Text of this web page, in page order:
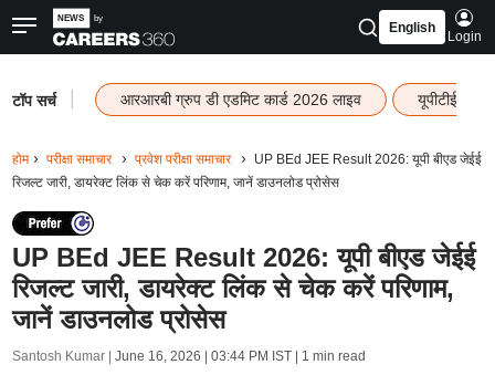
English
Login
टॉप सर्च आरआरबी ग्रुप डी एडमिट कार्ड 2026 लाइव यूपीटीईटी
होम परीक्षा समाचार प्रवेश परीक्षा समाचार
UP BEd JEE Result 2026: यूपी बीएड जेईई
रिजल्ट जारी, डायरेक्ट लिंक से चेक करें परिणाम, जानें डाउनलोड प्रोसेस
UP BEd JEE Result 2026: यूपी बीएड जेईई
रिजल्ट जारी, डायरेक्ट लिंक से चेक करें परिणाम,
जानें डाउनलोड प्रोसेस
Santosh Kumar | June 16, 2026 | 03:44 PM IST| 1 min read